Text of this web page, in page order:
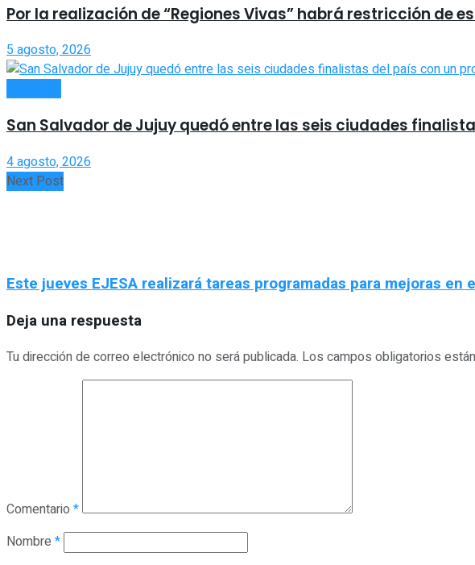
Por la realización de “Regiones Vivas” habrá restricción de
5 agosto, 2026
San Salvador de Jujuy quedó entre las seis ciudades
4 agosto, 2026
Next Post
Este jueves EJESA realizará tareas programadas para mejoras
Deja una respuesta
Tu dirección de correo electrónico no será publicada. Los campos obligatorios
Comentario *
Nombre *